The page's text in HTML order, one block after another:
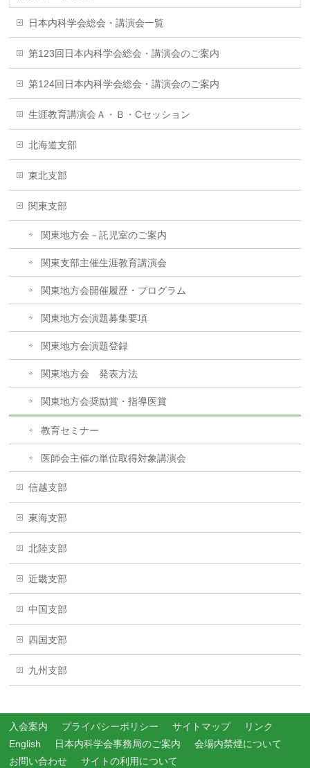
日本内科学会総会・講演会一覧
第123回日本内科学会総会・講演会のご案内
第124回日本内科学会総会・講演会のご案内
生涯教育講演会Ａ・Ｂ・Cセッション
北海道支部
東北支部
関東支部
関東地方会－託児室のご案内
関東支部主催生涯教育講演会
関東地方会開催履歴・プログラム
関東地方会演題募集要項
関東地方会演題登録
関東地方会 発表方法
関東地方会奨励賞・指導医賞
教育セミナー
医師会主催の単位取得対象講演会
信越支部
東海支部
北陸支部
近畿支部
中国支部
四国支部
九州支部
入会案内 プライバシーポリシー サイトマップ
リンク
English
日本内科学会事務局のご案内
会場内禁煙について
お問い合わせ
サイトの利用について